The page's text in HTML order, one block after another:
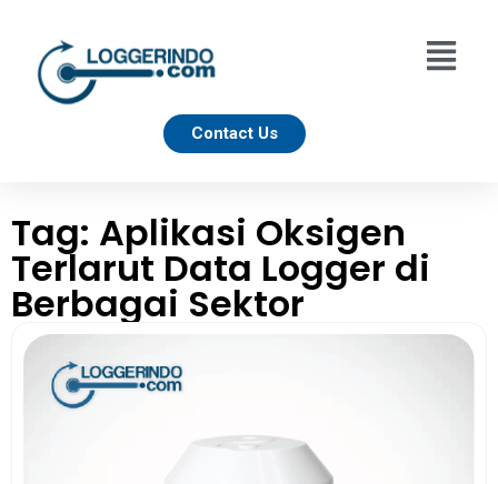
Contact Us
Tag: Aplikasi Oksigen
Terlarut Data Logger di
Berbagai Sektor